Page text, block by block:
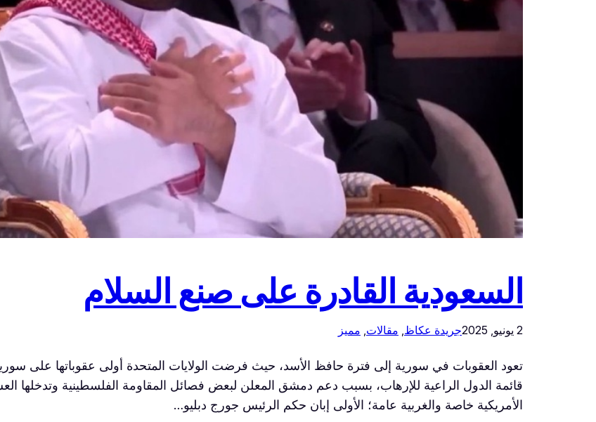
السعودية القادرة على صنع السلام
2 يونيو, 2025 جريدة عكاظ, مقالات, مميز
قائمة الدول الراعية للإرهاب، بسبب دعم دمشق المعلن لبعض فصائل المقاومة الفلسطينية وتدخلها
الأمريكية خاصة والغربية عامة؛ الأولى إبان حكم الرئيس جورج دبليو…